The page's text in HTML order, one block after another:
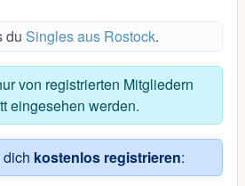
du Singles aus Rostock.
von registrierten Mitgliedern
eingesehen werden.
kostenlos registrieren: